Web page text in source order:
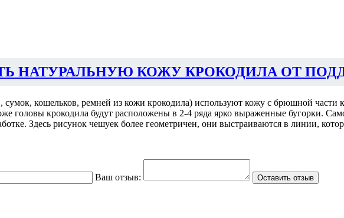
НАТУРАЛЬНУЮ КОЖУ КРОКОДИЛА ОТ
сумок, кошельков, ремней из кожи крокодила) используют кожу с брюшной части
головы крокодила будут расположены в 2-4 ряда ярко выраженные бугорки.
Здесь рисунок чешуек более геометричен, они выстраиваются в линии,
Ваш отзыв: Оставить отзыв